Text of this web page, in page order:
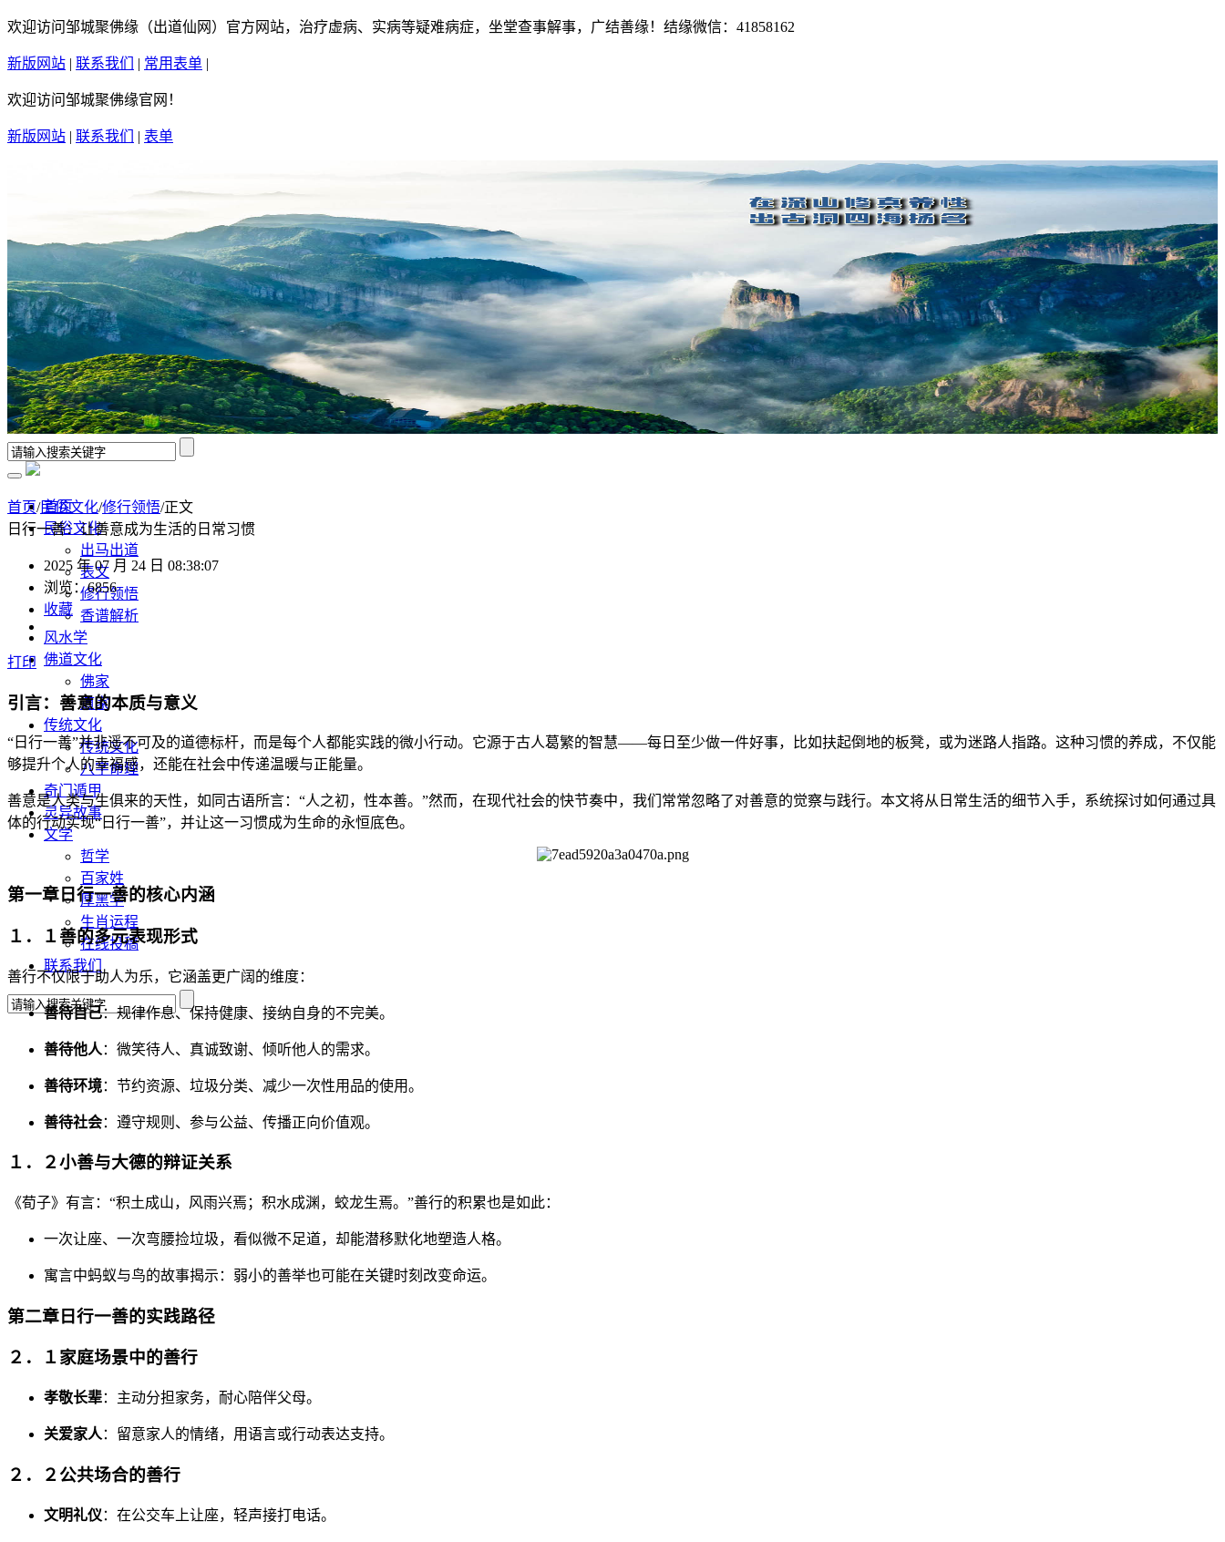
欢迎访问邹城聚佛缘（出道仙网）官方网站，治疗虚病、实病等疑难病症，坐堂查事解事，广结善缘！结缘微信：41858162
新版网站 | 联系我们 | 常用表单 |
欢迎访问邹城聚佛缘官网！
新版网站 | 联系我们 | 表单
首页
民俗文化
出马出道
表文
修行领悟
香谱解析
风水学
佛道文化
佛家
道家
传统文化
传统文化
八字命理
奇门遁甲
灵异故事
文学
哲学
百家姓
厚黑学
生肖运程
在线投稿
联系我们
首页/民俗文化/修行领悟/正文
日行一善：让善意成为生活的日常习惯
2025 年 07 月 24 日 08:38:07
浏览：6856
收藏
打印
引言：善意的本质与意义
“日行一善”并非遥不可及的道德标杆，而是每个人都能实践的微小行动。它源于古人葛繁的智慧——每日至少做一件好事，比如扶起倒地的板凳，或为迷路人指路。这种习惯的养成，不仅能
够提升个人的幸福感，还能在社会中传递温暖与正能量。
善意是人类与生俱来的天性，如同古语所言：“人之初，性本善。”然而，在现代社会的快节奏中，我们常常忽略了对善意的觉察与践行。本文将从日常生活的细节入手，系统探讨如何通过具
体的行动实现“日行一善”，并让这一习惯成为生命的永恒底色。
第一章日行一善的核心内涵
１．１善的多元表现形式
善行不仅限于助人为乐，它涵盖更广阔的维度：
善待自己：规律作息、保持健康、接纳自身的不完美。
善待他人 ：微笑待人、真诚致谢、倾听他人的需求。
善待环境：节约资源、垃圾分类、减少一次性用品的使用。
善待社会：遵守规则、参与公益、传播正向价值观。
１．２小善与大德的辩证关系
《荀子》有言：“积土成山，风雨兴焉；积水成渊，蛟龙生焉。”善行的积累也是如此：
一次让座、一次弯腰捡垃圾，看似微不足道，却能潜移默化地塑造人格。
寓言中蚂蚁与鸟的故事揭示：弱小的善举也可能在关键时刻改变命运。
第二章日行一善的实践路径
２．１家庭场景中的善行
孝敬长辈：主动分担家务，耐心陪伴父母。
关爱家人 ：留意家人的情绪，用语言或行动表达支持。
２．２公共场合的善行
文明礼仪：在公交车上让座，轻声接打电话。